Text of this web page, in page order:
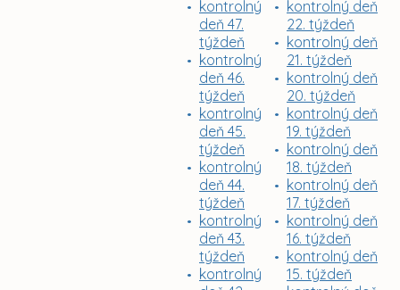
kontrolný
deň 47.
týždeň
kontrolný
deň 46.
týždeň
kontrolný
deň 45.
týždeň
kontrolný
deň 44.
týždeň
kontrolný
deň 43.
týždeň
kontrolný
kontrolný deň
22. týždeň
kontrolný deň
21. týždeň
kontrolný deň
20. týždeň
kontrolný deň
19. týždeň
kontrolný deň
18. týždeň
kontrolný deň
17. týždeň
kontrolný deň
16. týždeň
kontrolný deň
15. týždeň